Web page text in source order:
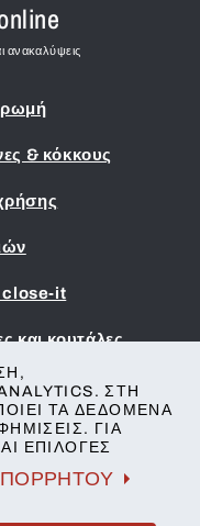
ανακαλύψεις
& κόκκους
close-it
και κουτάλες
ζωής
ΣΤΗ
ΤΑ ΔΕΔΟΜΈΝΑ
ΓΙΑ
ΕΠΙΛΟΓΈΣ